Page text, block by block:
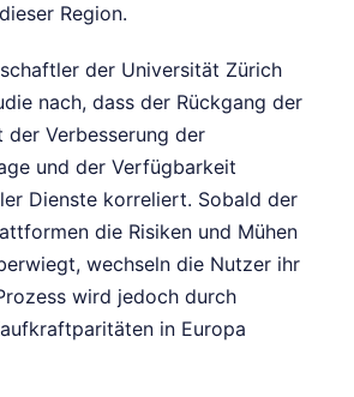
Region.
der Universität Zürich
nach, dass der Rückgang der
Verbesserung der
und der Verfügbarkeit
Dienste korreliert. Sobald der
die Risiken und Mühen
wechseln die Nutzer ihr
wird jedoch durch
in Europa